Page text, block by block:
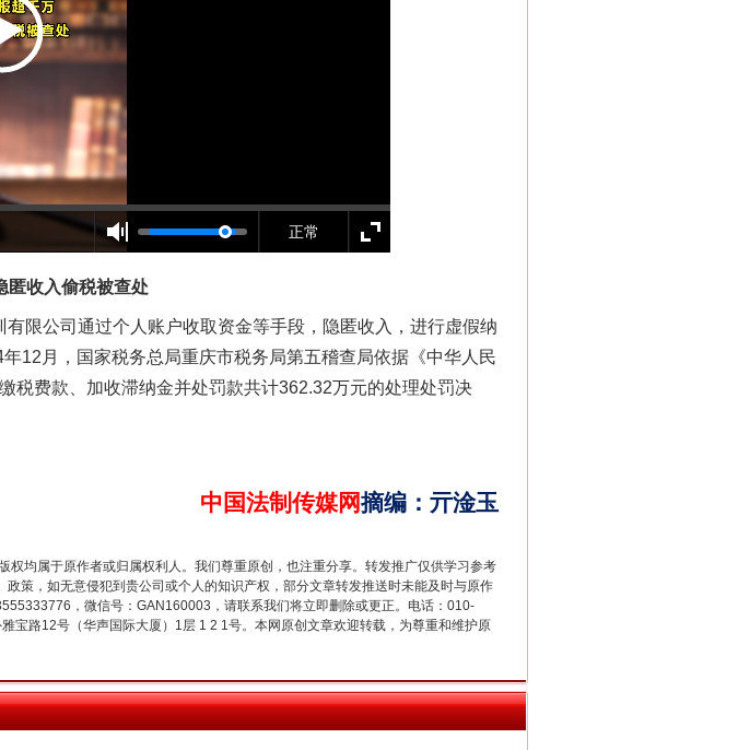
正常
匿收入偷税被查处
公司通过个人账户收取资金等手段，隐匿收入，进行虚假纳
12月，国家税务总局重庆市税务局第五稽查局依据《中华人民
税费款、加收滞纳金并处罚款共计362.32万元的处理处罚决
中国法制传媒网摘编 ： 亓淦玉
权均属于原作者或归属权利人。我们尊重原创，也注重分享。转发推广仅供学习参考
策，如无意侵犯到贵公司或个人的知识产权，部分文章转发推送时未能及时与原作
，微信号：GAN160003，请联系我们将立即删除或更正。电话：010-
路12号（华声国际大厦）1层 1 2 1号。本网原创文章欢迎转载，为尊重和维护原
上天”